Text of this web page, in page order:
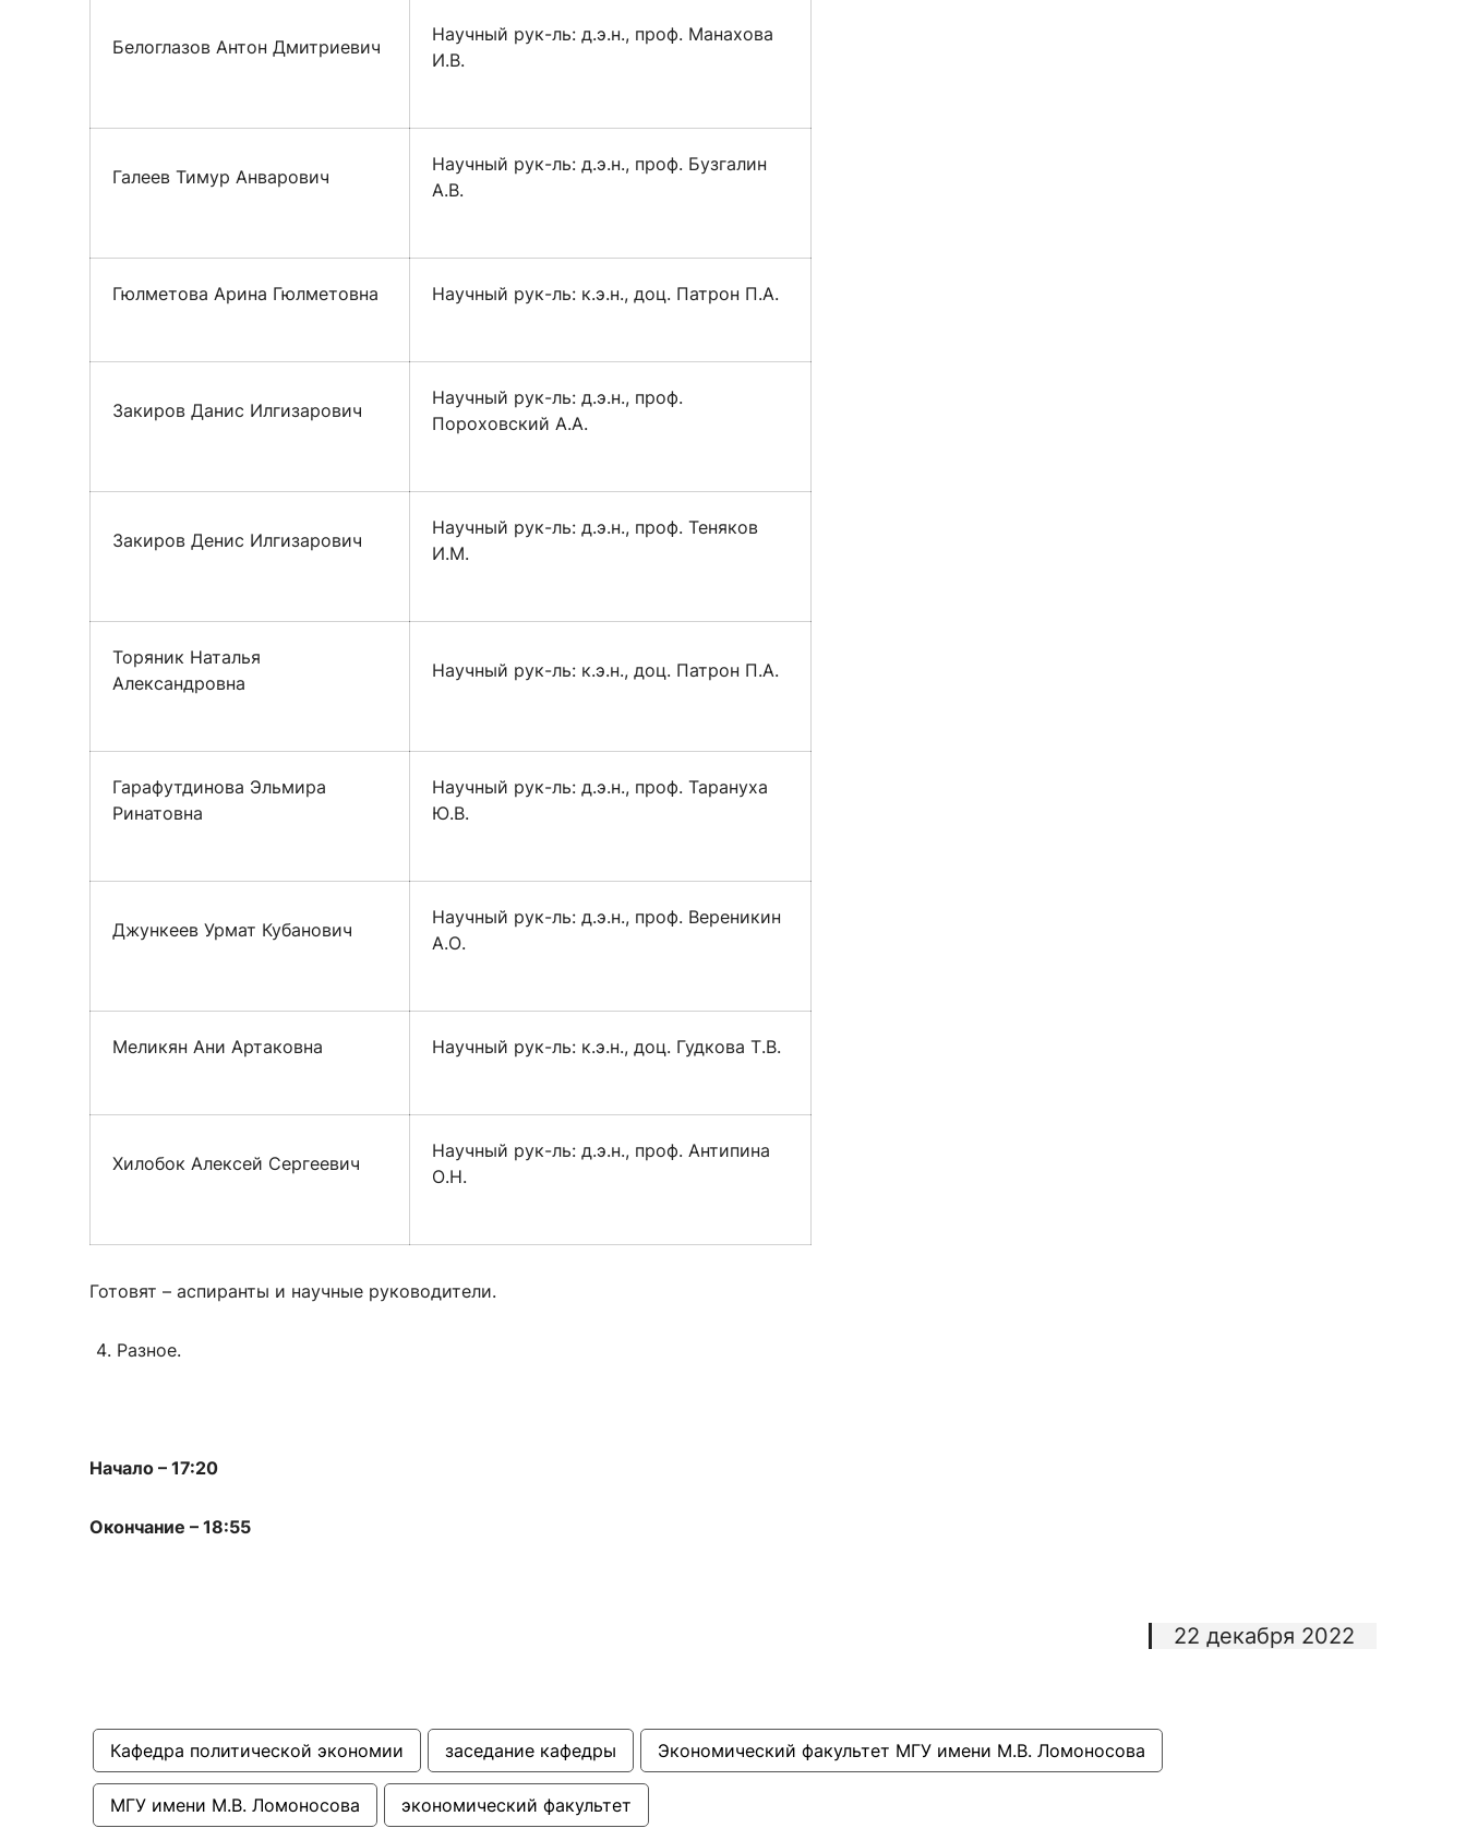
Белоглазов Антон Дмитриевич
Научный рук-ль: д.э.н., проф. Манахова
И.В.
Галеев Тимур Анварович
Научный рук-ль: д.э.н., проф. Бузгалин
А.В.
Гюлметова Арина Гюлметовна Научный рук-ль: к.э.н., доц. Патрон П.А.
Закиров Данис Илгизарович
Научный рук-ль: д.э.н., проф.
Пороховский А.А.
Закиров Денис Илгизарович
Научный рук-ль: д.э.н., проф. Теняков
И.М.
Торяник Наталья
Александровна
Научный рук-ль: к.э.н., доц. Патрон П.А.
Гарафутдинова Эльмира
Ринатовна
Научный рук-ль: д.э.н., проф. Тарануха
Ю.В.
Джункеев Урмат Кубанович
Научный рук-ль: д.э.н., проф. Вереникин
А.О.
Меликян Ани Артаковна Научный рук-ль: к.э.н., доц. Гудкова Т.В.
Хилобок Алексей Сергеевич
Научный рук-ль: д.э.н., проф. Антипина
О.Н.
Готовят – аспиранты и научные руководители.
Разное.
Начало – 17:20
Окончание – 18:55
22 декабря 2022
Кафедра политической экономии заседание кафедры Экономический факультет МГУ имени М.В. Ломоносова
МГУ имени М.В. Ломоносова экономический факультет